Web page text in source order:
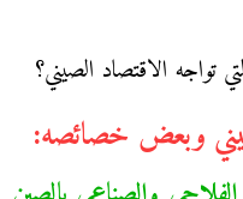
تواجه الاقتصاد الصيني؟